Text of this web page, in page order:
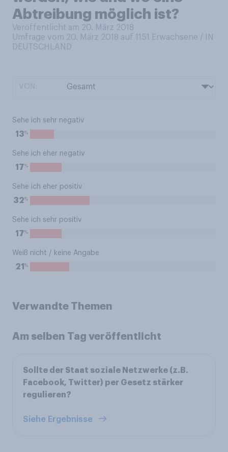
Abtreibung möglich ist?
Veröffentlicht am 20. März 2018
Umfrage vom 20. März 2018 auf 1151
Erwachsene / IN
DEUTSCHLAND
Sehe ich sehr negativ
13%
Sehe ich eher negativ
17%
Sehe ich eher positiv
32%
Sehe ich sehr positiv
17%
Weiß nicht / keine Angabe
21 %
Verwandte Themen
Am selben Tag veröffentlicht
Sollte der Staat soziale Netzwerke (z.B.
Facebook, Twitter) per Gesetz stärker
regulieren?
Siehe Ergebnisse